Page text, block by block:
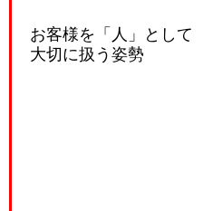
お客様を「人」として
大切に扱う姿勢